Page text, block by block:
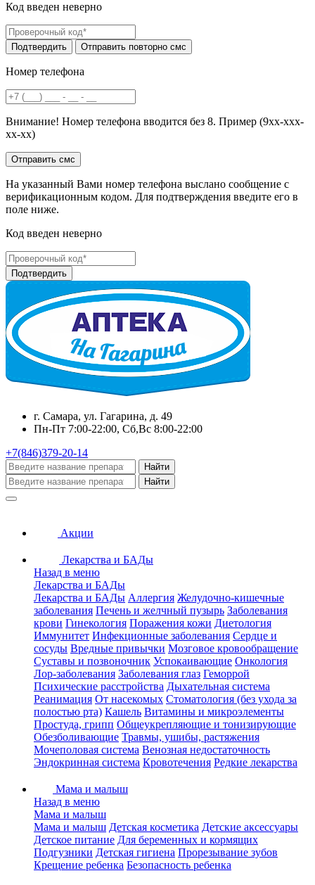
Код введен неверно
Номер телефона
Внимание! Номер телефона вводится без 8. Пример (9хх-ххх-
хх-хх)
На указанный Вами номер телефона выслано сообщение с
верификационным кодом. Для подтверждения введите его в
поле ниже.
Код введен неверно
г. Самара, ул. Гагарина, д. 49
Пн-Пт 7:00-22:00, Сб,Вс 8:00-22:00
+7(846)379-20-14
Найти
Найти
Акции
Лекарства и БАДы
Назад в меню
Лекарства и БАДы
Лекарства и БАДы Аллергия Желудочно-кишечные
заболевания Печень и желчный пузырь Заболевания
крови Гинекология Поражения кожи Диетология
Иммунитет Инфекционные заболевания Сердце и
сосуды Вредные привычки Мозговое кровообращение
Суставы и позвоночник Успокаивающие Онкология
Лор-заболевания Заболевания глаз Геморрой
Психические расстройства Дыхательная система
Реанимация От насекомых Стоматология (без ухода за
полостью рта) Кашель Витамины и микроэлементы
Простуда, грипп Общеукрепляющие и тонизирующие
Обезболивающие Травмы, ушибы, растяжения
Мочеполовая система Венозная недостаточность
Эндокринная система Кровотечения Редкие лекарства
Мама и малыш
Назад в меню
Мама и малыш
Мама и малыш Детская косметика Детские аксессуары
Детское питание Для беременных и кормящих
Подгузники Детская гигиена Прорезывание зубов
Крещение ребенка Безопасность ребенка